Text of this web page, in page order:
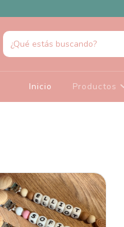
Inicio Productos